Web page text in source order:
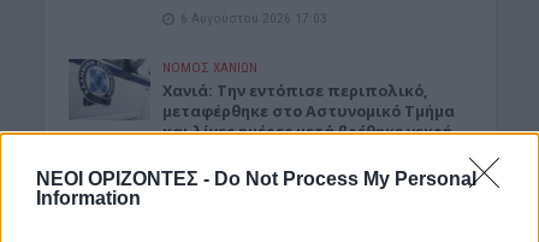
ΝΕΟΙ ΟΡΙΖΟΝΤΕΣ - Do Not Process My Personal
Information
6 Αυγούστου 2026 17:03
ΝΟΜΌΣ ΧΑΝΊΩΝ
Χανιά: Την εντόπισε περιπολικό,
μεταφέρθηκε στο Αστυνομικό Τμήμα
και λίγες ημέρες μετά βρέθηκε νεκρή